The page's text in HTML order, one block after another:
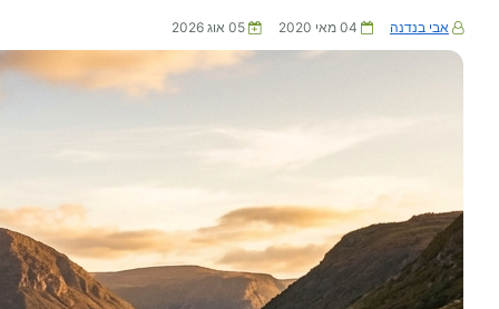
אבי בנדנה 04 מאי 2020 05 אוג 2026